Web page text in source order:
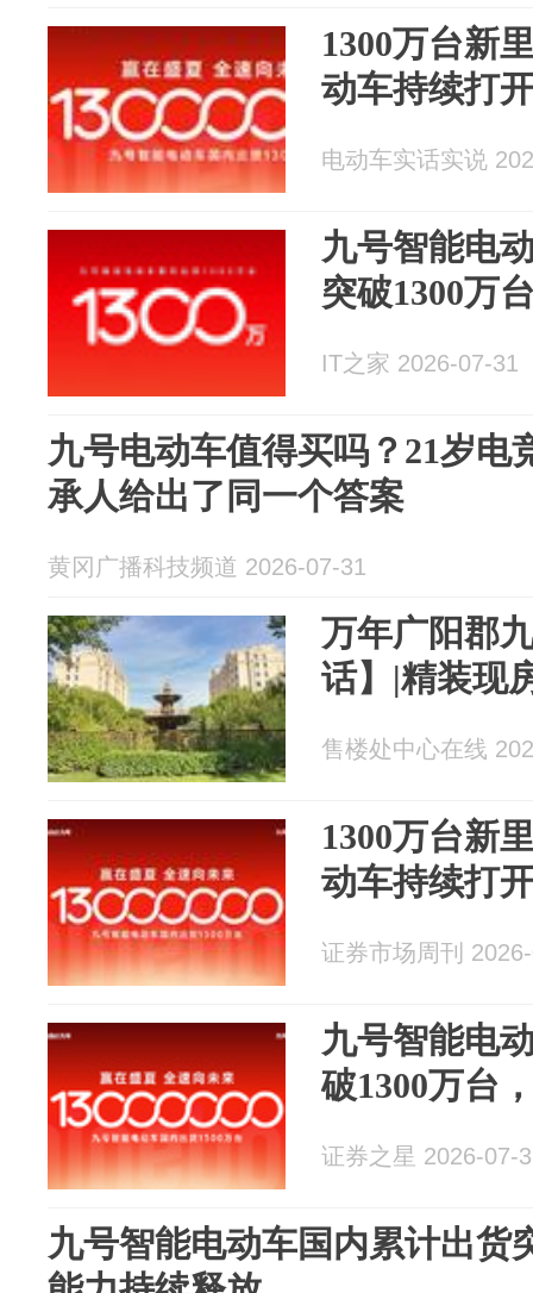
1300万台新
动车持续打
电动车实话实说
九号智能电
突破1300万
IT之家 2026-07-31
九号电动车值得买吗？21岁电
承人给出了同一个答案
黄冈广播科技频道 2026-07-31
万年广阳郡
话】|精装现
售楼处中心在线
​1300万台新
动车持续打
证券市场周刊
九号智能电
破1300万台
证券之星 2026-07-
九号智能电动车国内累计出货